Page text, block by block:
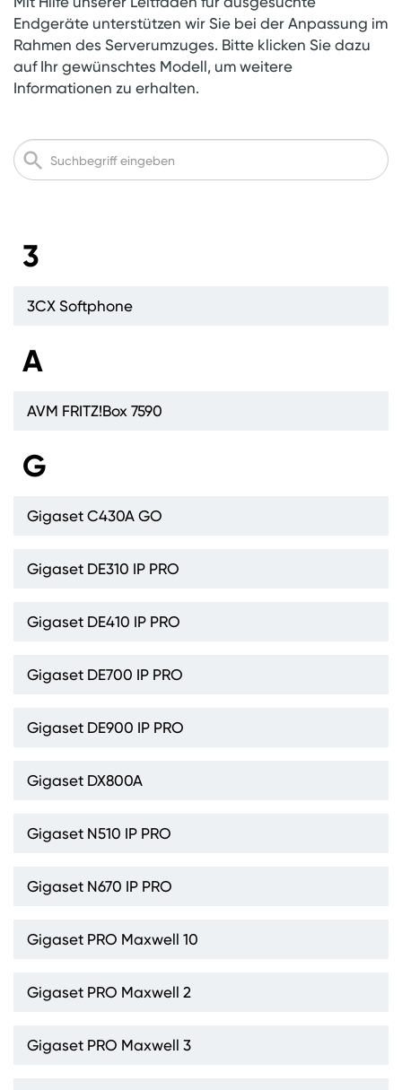
Endgeräte unterstützen wir Sie bei der Anpassung im
Rahmen des Serverumzuges. Bitte klicken Sie dazu
auf Ihr gewünschtes Modell, um weitere
Informationen zu erhalten.
3
3CX Softphone
A
AVM FRITZ!Box 7590
G
Gigaset C430A GO
Gigaset DE310 IP PRO
Gigaset DE410 IP PRO
Gigaset DE700 IP PRO
Gigaset DE900 IP PRO
Gigaset DX800A
Gigaset N510 IP PRO
Gigaset N670 IP PRO
Gigaset PRO Maxwell 10
Gigaset PRO Maxwell 2
Gigaset PRO Maxwell 3